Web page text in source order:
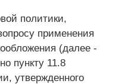
политики,
применения
(далее -
пункту 11.8
утвержденного